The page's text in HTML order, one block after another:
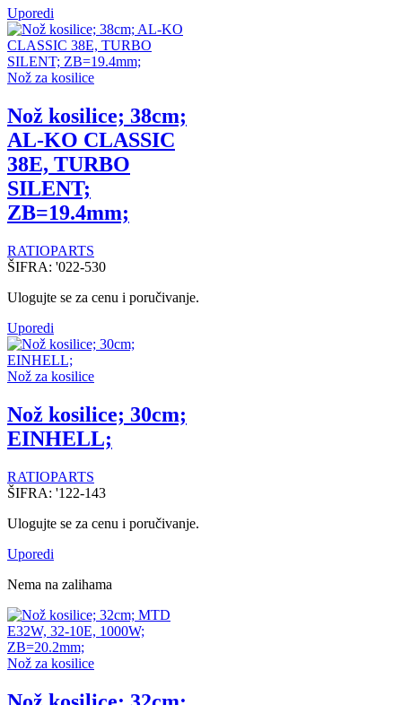
Uporedi
Nož za kosilice
Nož kosilice; 38cm;
AL-KO CLASSIC
38E, TURBO
SILENT;
ZB=19.4mm;
RATIOPARTS
ŠIFRA: '022-530
Ulogujte se za cenu i poručivanje.
Uporedi
Nož za kosilice
Nož kosilice; 30cm;
EINHELL;
RATIOPARTS
ŠIFRA: '122-143
Ulogujte se za cenu i poručivanje.
Uporedi
Nema na zalihama
Nož za kosilice